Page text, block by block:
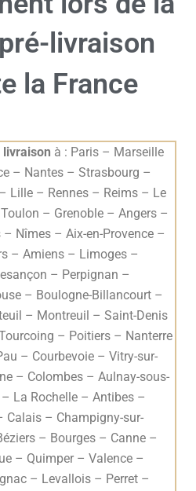
livraison
la France
livraison à : Paris – Marseille
– Nantes – Strasbourg –
Lille – Rennes – Reims – Le
– Grenoble – Angers –
Nîmes – Aix-en-Provence –
– Amiens – Limoges –
– Perpignan –
– Boulogne-Billancourt –
– Montreuil – Saint-Denis
– Poitiers – Nanterre
– Courbevoie – Vitry-sur-
– Colombes – Aulnay-sous-
La Rochelle – Antibes –
Calais – Champigny-sur-
– Bourges – Canne –
– Quimper – Valence –
– Levallois – Perret –